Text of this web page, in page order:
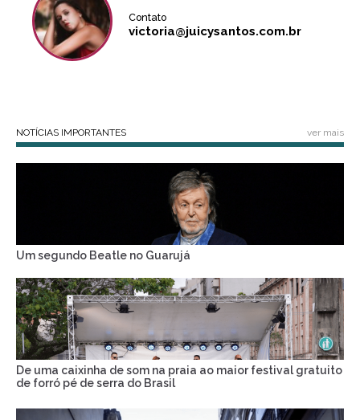
Contato
victoria@juicysantos.com.br
NOTÍCIAS IMPORTANTES ver mais
Um segundo Beatle no Guarujá
De uma caixinha de som na praia ao maior festival gratuito
de forró pé de serra do Brasil